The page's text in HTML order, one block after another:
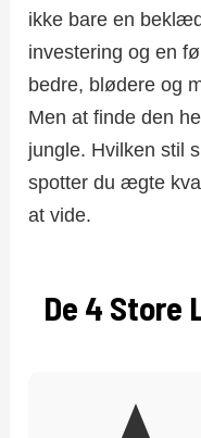
ikke bare en
investering og en
bedre, blødere og
Men at finde den
jungle. Hvilken stil
spotter du ægte
at vide.
De 4